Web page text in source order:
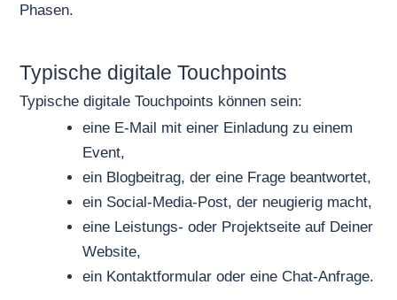
Phasen.
Typische digitale Touchpoints
Typische digitale Touchpoints können sein:
eine E-Mail mit einer Einladung zu einem
Event,
ein Blogbeitrag, der eine Frage beantwortet,
ein Social-Media-Post, der neugierig macht,
eine Leistungs- oder Projektseite auf Deiner
Website,
ein Kontaktformular oder eine Chat-Anfrage.